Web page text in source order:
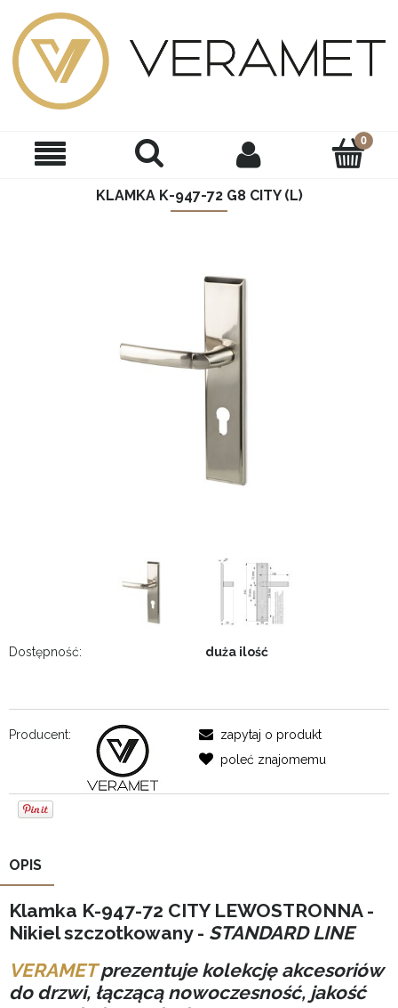
KLAMKA K-947-72 G8 CITY (L)
Dostępność: duża ilość
Producent:
zapytaj o produkt
poleć znajomemu
OPIS
Klamka K-947-72 CITY LEWOSTRONNA -
Nikiel szczotkowany - STANDARD LINE
VERAMETprezentuje kolekcję akcesoriów
do drzwi, łączącą nowoczesność, jakość